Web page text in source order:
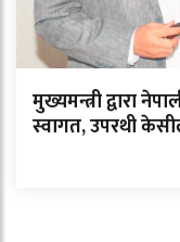
मुख्यमन्त्री द्वारा
स्वागत, उपरथी